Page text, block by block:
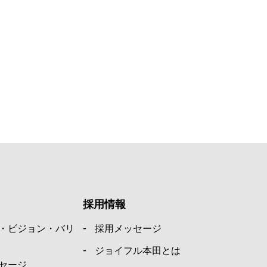
ビジョン・バリ
ージ
採用情報
採用メッセージ
ジョイフル本田とは